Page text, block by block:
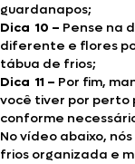
guardanapos;
Dica 10 – Pense na
diferente e flores
tábua de frios;
Dica 11 – Por fim,
você tiver por perto
conforme
No vídeo abaixo,
frios organizada e